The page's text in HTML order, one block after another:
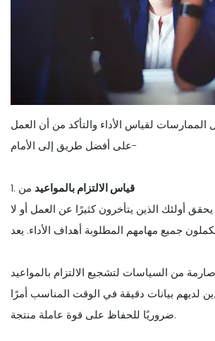
لقياس الأداء والتأكد من أن العمل
على أفضل طريق إلى الأمام-
1. قياس الالتزام بالمواعيد من
أولئك الذين يتأخرون كثيرًا عن العمل أو لا
جميع مهامهم المطلوبة أهداف الأداء. يعد
من السياسات لتشجيع الالتزام بالمواعيد
لديهم بيانات دقيقة في الوقت المناسب أمرًا
ضروريًا للحفاظ على قوة عاملة منتجة.